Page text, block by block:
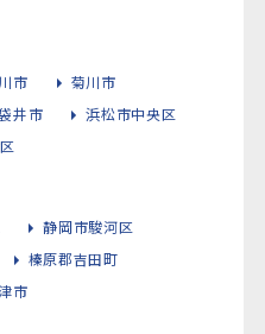
市
菊川市
井市
浜松市中央区
静岡市駿河区
榛原郡吉田町
市